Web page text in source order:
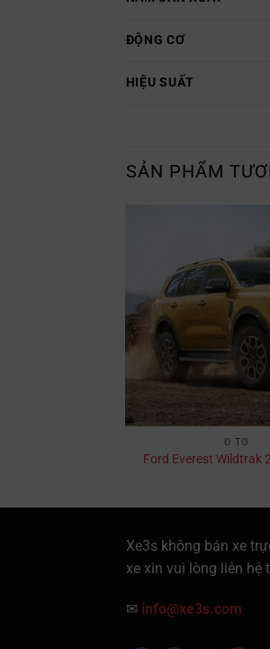
ĐỘNG CƠ
HIỆU SUẤT
SẢN PHẨM
Ô TÔ
Ford Everest Wildtrak
Xe3s không bán xe
xe xin vui lòng liên
✉ info@xe3s.com